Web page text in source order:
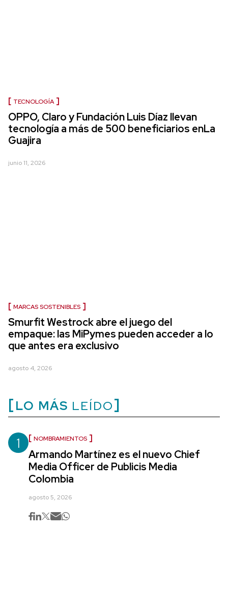
TECNOLOGÍA
OPPO, Claro y Fundación Luis Díaz llevan
tecnología a más de 500 beneficiarios enLa
Guajira
junio 11, 2026
MARCAS SOSTENIBLES
Smurfit Westrock abre el juego del
empaque: las MiPymes pueden acceder a lo
que antes era exclusivo
agosto 4, 2026
LO MÁS LEÍDO
1 NOMBRAMIENTOS
Armando Martínez es el nuevo Chief
Media Officer de Publicis Media
Colombia
agosto 5, 2026